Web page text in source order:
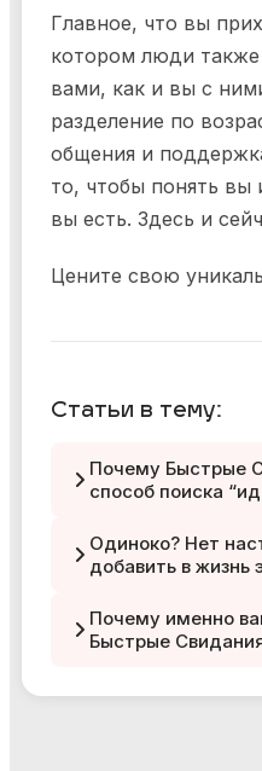
Главное, что вы
котором люди также
вами, как и вы с
разделение по
общения и
то, чтобы понять вы
вы есть. Здесь и
Цените свою
Статьи в тему:
Почему Быстрые
способ поиска
Одиноко? Нет
добавить в жизнь
Почему именно
Быстрые